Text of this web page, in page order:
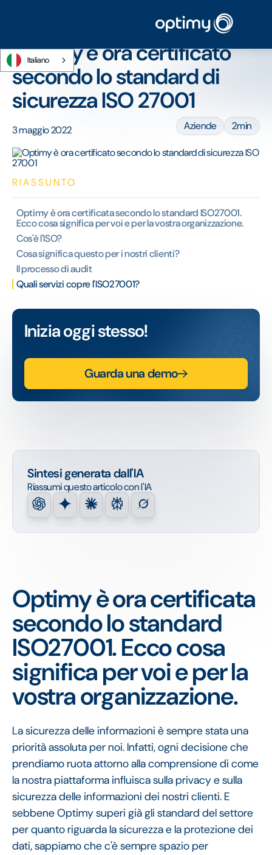
Italiano
Optimy è ora certificato secondo lo standard di sicurezza ISO
Optimy è ora certificato
secondo lo standard di
sicurezza ISO 27001
3 maggio 2022 Aziende 2min
Sintesi generata dall'IA
Riassumi questo articolo con l'IA
Optimy è ora certificata
secondo lo standard
ISO27001. Ecco cosa
significa per voi e per la
vostra organizzazione.
La sicurezza delle informazioni è sempre stata una
priorità assoluta per noi. Infatti, ogni decisione che
prendiamo ruota attorno alla comprensione di come
la nostra piattaforma influisca sulla privacy e sulla
sicurezza delle informazioni dei nostri clienti. E
sebbene Optimy superi già gli standard del settore
per quanto riguarda la sicurezza e la protezione dei
dati, sappiamo che c'è sempre spazio per
RIASSUNTO
Optimy è ora certificata secondo lo standard ISO27001.
Ecco cosa significa per voi e per la vostra organizzazione.
Cos'è l'ISO?
Cosa significa questo per i nostri clienti?
Il processo di audit
Quali servizi copre l'ISO27001?
Inizia oggi stesso!
Guarda una demo